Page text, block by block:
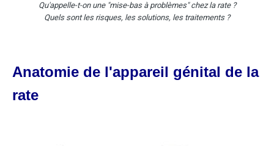
Qu'appelle-t-on une "mise-bas à problèmes" chez la rate ?
Quels sont les risques, les solutions, les traitements ?
Anatomie de l'appareil génital de la
rate